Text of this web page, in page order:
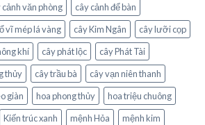
cảnh văn phòng
cây cảnh để bàn
vĩ mép lá vàng cây Kim Ngân
cây lưỡi cọp
khí cây phát lộc
cây Phát Tài
thủy
cây trầu bà
cây vạn niên thanh
giàn hoa phong thủy
hoa triệu chuông
Kiến trúc xanh mệnh Hỏa
mệnh kim